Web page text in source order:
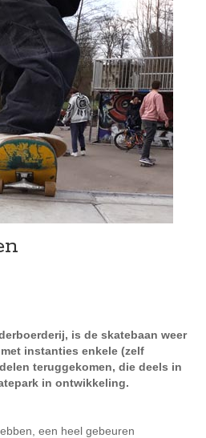
is de skatebaan weer
instanties enkele (zelf
teruggekomen, die deels in
in ontwikkeling.
een heel gebeuren